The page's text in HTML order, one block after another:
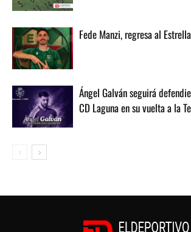
Fede Manzi, regresa al
Ángel Galván seguirá
CD Laguna en su vuelta a la